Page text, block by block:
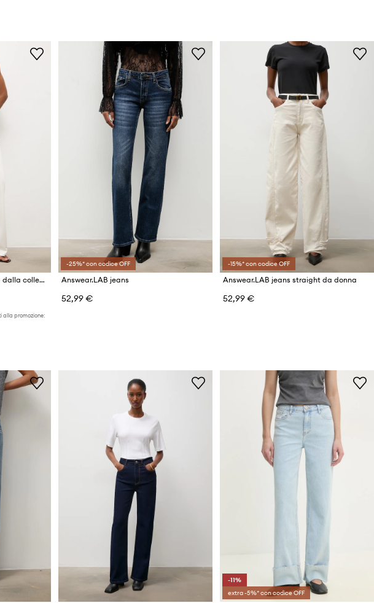
Answear.LAB dritti da donna dalla collezione Unscripted
alla promozione:
-25%* con codice OFF
Answear.LAB jeans
52,99 €
-15%* con codice OFF
Answear.LAB jeans straight da donna
52,99 €
-11%
extra -5%* con codice OFF